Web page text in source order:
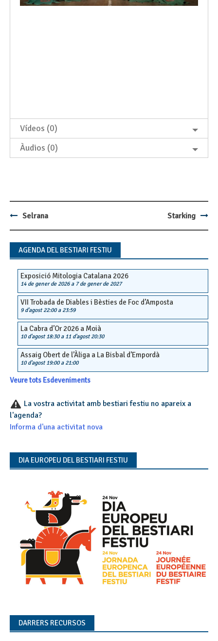
Vídeos (0)
Àudios (0)
Post
navigation
Selrana Starking
AGENDA DEL BESTIARI FESTIU
Exposició Mitologia Catalana 2026
14 de gener de 2026a 7 de gener de 2027
VII Trobada de Diables i Bèsties de Foc d’Amposta
9 d'agost 22:00a 23:59
La Cabra d’Or 2026 a Moià
10 d'agost 18:30a 11 d'agost 20:30
Assaig Obert de l’Àliga a La Bisbal d’Empordà
10 d'agost 19:00a 21:00
Veure tots Esdeveniments
La vostra activitat amb bestiari festiu no apareix a
l'agenda?
Informa d'una activitat nova
DIA EUROPEU DEL BESTIARI FESTIU
DARRERS RECURSOS